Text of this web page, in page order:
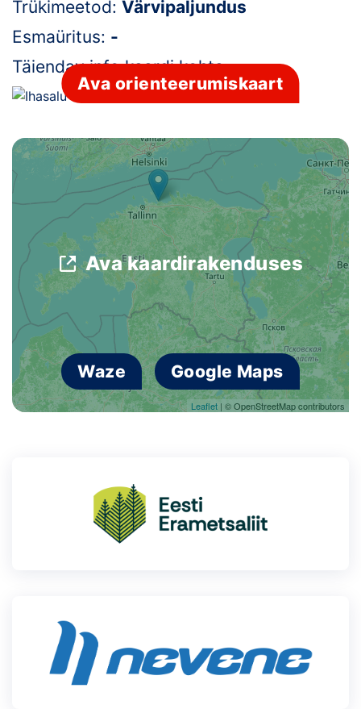
Klubid
Püsirajad
Koolitused
OTSI
Trükimeetod: Värvipaljundus
Esmaüritus: -
Täiendav info kaardi kohta:-
Ava orienteerumiskaart
Leaflet | © OpenStreetMap contributors
Ava kaardirakenduses
Waze Google Maps